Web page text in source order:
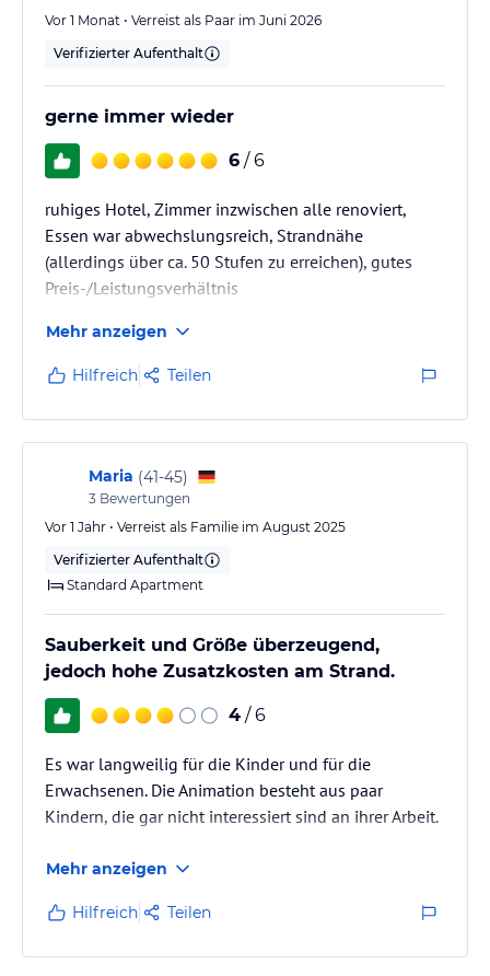
Vor 1 Monat • Verreist als Paar im Juni 2026
Verifizierter Aufenthalt
gerne immer wieder
6 / 6
ruhiges Hotel, Zimmer inzwischen alle renoviert,
Essen war abwechslungsreich, Strandnähe
(allerdings über ca. 50 Stufen zu erreichen), gutes
Preis-/Leistungsverhältnis
Mehr anzeigen
Hilfreich Teilen
Maria (41-45)
3 Bewertungen
Vor 1 Jahr • Verreist als Familie im August 2025
Verifizierter Aufenthalt
Standard Apartment
Sauberkeit und Größe überzeugend,
jedoch hohe Zusatzkosten am Strand.
4 / 6
Es war langweilig für die Kinder und für die
Erwachsenen. Die Animation besteht aus paar
Kindern, die gar nicht interessiert sind an ihrer Arbeit.
Mehr anzeigen
Hilfreich Teilen